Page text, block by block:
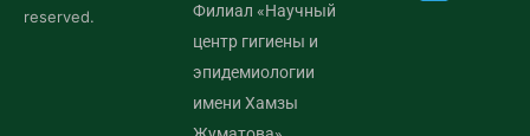
reserved.
Филиал «Научный
центр гигиены и
эпидемиологии
имени Хамзы